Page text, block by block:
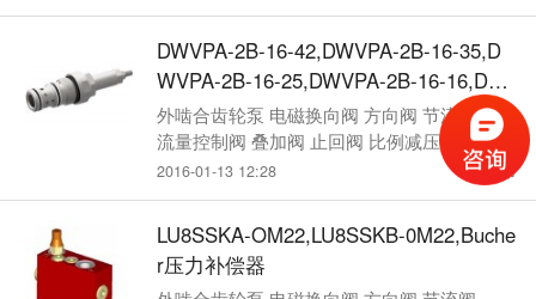
DWVPA-2B-16-42,DWVPA-2B-16-35,D
WVPA-2B-16-25,DWVPA-2B-16-16,DW
VPA-2B-16-0,Bucher压力补偿器
外啮合齿轮泵 电磁换向阀 方向阀 节流阀
流量控制阀 叠加阀 止回阀 比例减压阀 压
力控制阀
2016-01-13 12:28 无锡市
LU8SSKA-OM22,LU8SSKB-0M22,Buche
r压力补偿器